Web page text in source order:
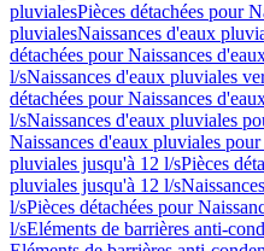
pluvialesPièces détachées pour
pluvialesNaissances d'eaux
détachées pour Naissances
l/sNaissances d'eaux pluviales
détachées pour Naissances
l/sNaissances d'eaux pluviales
Naissances d'eaux pluviales
pluviales jusqu'à 12 l/sPièces
pluviales jusqu'à 12 l/s
l/sPièces détachées pour
l/sEléments de barrières anti-